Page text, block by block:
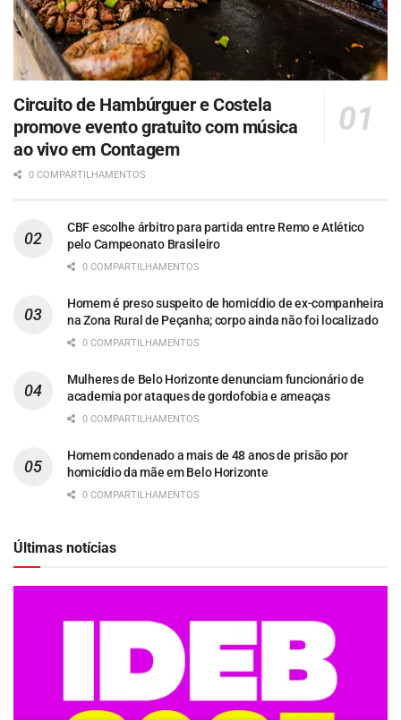
Circuito de Hambúrguer e Costela
promove evento gratuito com música
ao vivo em Contagem
0 COMPARTILHAMENTOS
CBF escolhe árbitro para partida entre Remo e Atlético
pelo Campeonato Brasileiro
0 COMPARTILHAMENTOS
Homem é preso suspeito de homicídio de ex-companheira
na Zona Rural de Peçanha; corpo ainda não foi localizado
0 COMPARTILHAMENTOS
Mulheres de Belo Horizonte denunciam funcionário de
academia por ataques de gordofobia e ameaças
0 COMPARTILHAMENTOS
Homem condenado a mais de 48 anos de prisão por
homicídio da mãe em Belo Horizonte
0 COMPARTILHAMENTOS
Últimas notícias